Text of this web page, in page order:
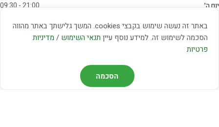
באתר זה נעשה שימוש בקבצי cookies. המשך גלישתך באתר מהווה
הסכמה לשימוש זה. למידע נוסף עיין תנאי השימוש / מדיניות
פרטיות
הסכמה
יום ה׳
09:30 - 21:00
09:00 - 15:00
שבת
20:00 - 23:00